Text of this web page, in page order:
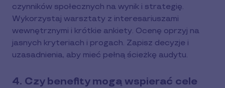
czynników społecznych na wynik i strategię.
Wykorzystaj warsztaty z interesariuszami
wewnętrznymi i krótkie ankiety. Ocenę oprzyj na
jasnych kryteriach i progach. Zapisz decyzje i
uzasadnienia, aby mieć pełną ścieżkę audytu.
4. Czy benefity mogą wspierać cele